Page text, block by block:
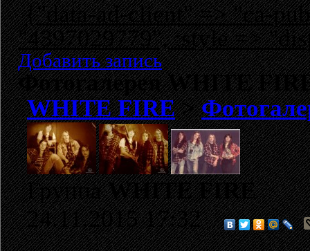
{"data-ad-client" => "ca-
"4397029779", :style =>
Добавить запись
Фотогалерея WHITE
WHITE FIRE>
ГруппаWHITE FIRE
24.11.2015 17:32